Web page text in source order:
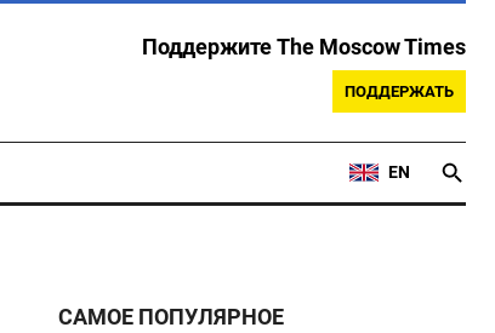
Поддержите The Moscow Times
ПОДДЕРЖАТЬ
EN
САМОЕ ПОПУЛЯРНОЕ